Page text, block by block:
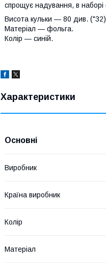
спрощує надування, в наборі
Висота кульки ― 80 див. ("32)
Матеріал ― фольга.
Колір ― синій.
Характеристики
Основні
Виробник
Країна виробник
Колір
Матеріал